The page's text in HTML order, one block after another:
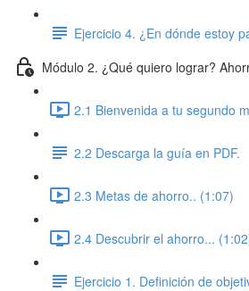
Ejercicio 4. ¿En dónde estoy
Módulo 2. ¿Qué quiero lograr?
2.1 Bienvenida a tu segundo
2.2 Descarga la guía en PDF.
2.3 Metas de ahorro.. (1:07)
2.4 Descubrir el ahorro...
Ejercicio 1. Definición de